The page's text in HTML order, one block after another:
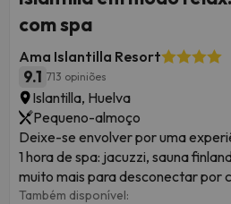
com spa
Ama Islantilla Resort
9.1 713 opiniões
Islantilla, Huelva
Pequeno-almoço
Deixe-se envolver por uma
1 hora de spa: jacuzzi, sauna
muito mais para desconectar por
Também disponível: